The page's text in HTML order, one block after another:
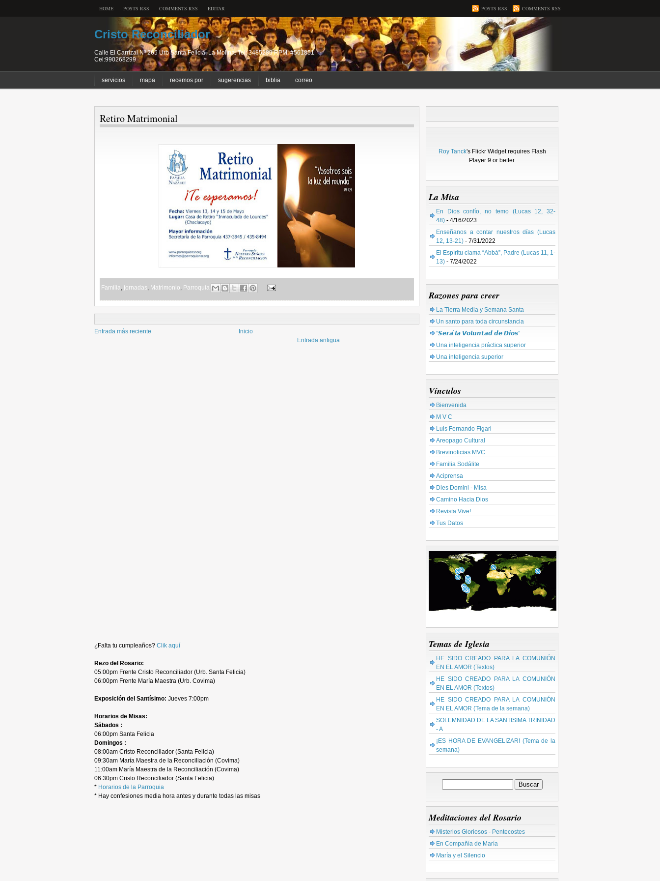
HOME POSTS RSS COMMENTS RSS EDITAR POSTS RSS COMMENTS RSS
Cristo Reconciliador
Calle El Carrizal Nº 265 Urb Santa Felicia, La Molina. Tel: 3485289 RPM: #561851
Cel:990268299
servicios mapa recemos por sugerencias biblia correo
Retiro Matrimonial
Familia jornadas Matrimonio Parroquia
Entrada más reciente
Entrada antigua
Inicio
¿Falta tu cumpleaños? Clik aquí
Rezo del Rosario:
05:00pm Frente Cristo Reconciliador (Urb. Santa Felicia)
06:00pm Frente María Maestra (Urb. Covima)
Exposición del Santísimo: Jueves 7:00pm
Horarios de Misas:
Sábados :
06:00pm Santa Felicia
Domingos :
08:00am Cristo Reconciliador (Santa Felicia)
09:30am María Maestra de la Reconciliación (Covima)
11:00am María Maestra de la Reconciliación (Covima)
06:30pm Cristo Reconciliador (Santa Felicia)
* Horarios de la Parroquia
* Hay confesiones media hora antes y durante todas las misas
Roy Tanck's Flickr Widget requires Flash
Player 9 or better.
La Misa
En Dios confío, no temo (Lucas 12, 32-
48) - 4/16/2023
Enseñanos a contar nuestros días (Lucas
12, 13-21) - 7/31/2022
El Espíritu clama “Abbá”, Padre (Lucas 11, 1-
13) - 7/24/2022
Razones para creer
La Tierra Media y Semana Santa
Un santo para toda circunstancia
“𝙎𝙚𝙧𝙖́ 𝙡𝙖 𝙑𝙤𝙡𝙪𝙣𝙩𝙖𝙙 𝙙𝙚 𝘿𝙞𝙤𝙨”
Una inteligencia práctica superior
Una inteligencia superior
Vínculos
Bienvenida
M V C
Luis Fernando Figari
Areopago Cultural
Brevinoticias MVC
Familia Sodálite
Aciprensa
Dies Domini - Misa
Camino Hacia Dios
Revista Vive!
Tus Datos
Temas de Iglesia
HE SIDO CREADO PARA LA COMUNIÓN
EN EL AMOR (Textos)
HE SIDO CREADO PARA LA COMUNIÓN
EN EL AMOR (Textos)
HE SIDO CREADO PARA LA COMUNIÓN
EN EL AMOR (Tema de la semana)
SOLEMNIDAD DE LA SANTISIMA TRINIDAD
- A
¡ES HORA DE EVANGELIZAR! (Tema de la
semana)
Meditaciones del Rosario
Misterios Gloriosos - Pentecostes
En Compañía de María
María y el Silencio